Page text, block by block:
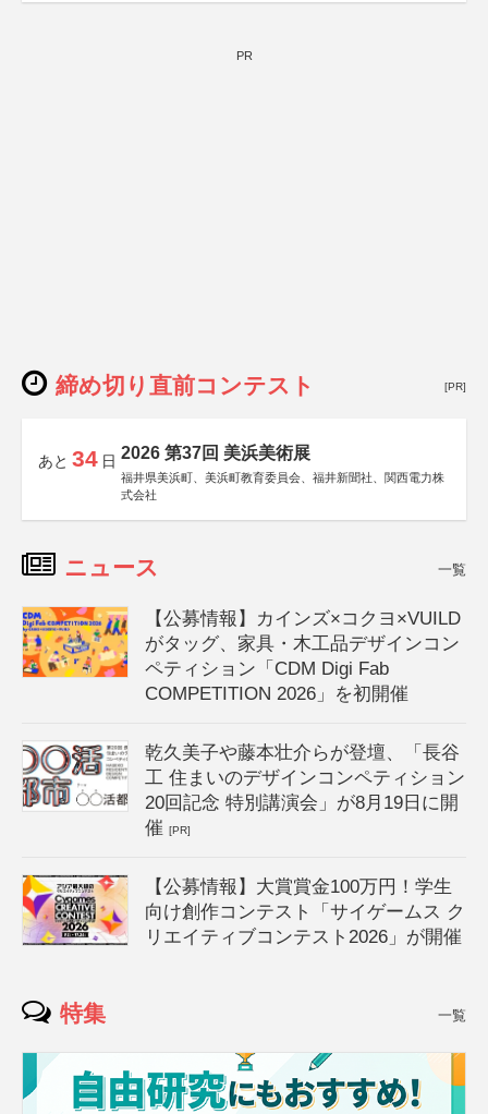
PR
締め切り直前コンテスト [PR]
あと 34 日 2026 第37回 美浜美術展
福井県美浜町、美浜町教育委員会、福井新聞社、関西電力株
式会社
ニュース 一覧
【公募情報】カインズ×コクヨ×VUILD
がタッグ、家具・木工品デザインコン
ペティション「CDM Digi Fab
COMPETITION 2026」を初開催
乾久美子や藤本壮介らが登壇、「長谷
工 住まいのデザインコンペティション
20回記念 特別講演会」が8月19日に開
催[PR]
【公募情報】大賞賞金100万円！学生
向け創作コンテスト「サイゲームス ク
リエイティブコンテスト2026」が開催
特集 一覧